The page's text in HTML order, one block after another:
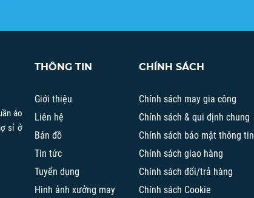
áo
sỉ ở
THÔNG TIN
Giới thiệu
Liên hệ
Bản đồ
Tin tức
Tuyển dụng
Hình ảnh xưởng may
CHÍNH SÁCH
Chính sách may gia công
Chính sách & qui định chung
Chính sách bảo mật thông tin
Chính sách giao hàng
Chính sách đổi/trả hàng
Chính sách Cookie